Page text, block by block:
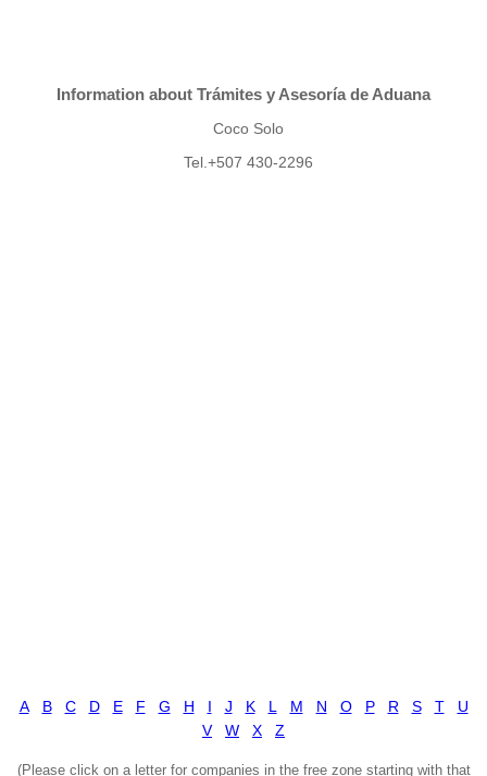
Information about Trámites y Asesoría de Aduana
Coco Solo
Tel.+507 430-2296
A B C D E F G H I J K L M N O P R S T
U
V
W X Z
(Please click on a letter for companies in the free zone starting with that